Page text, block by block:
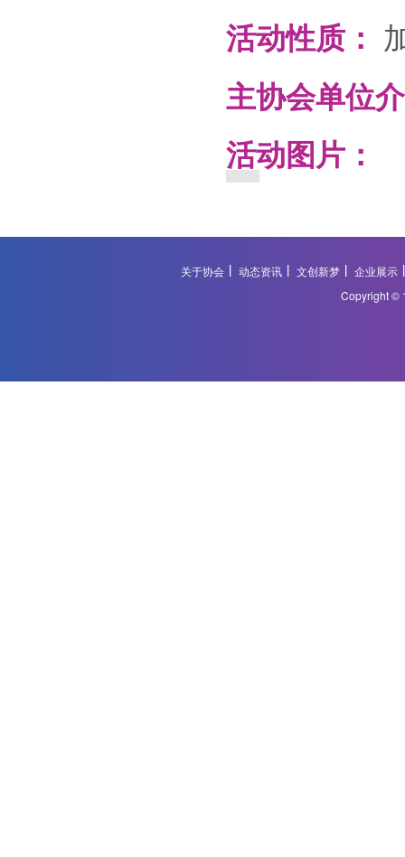
活动性质：
主协会单位
活动图片：
关于协会 动态资讯 文创新梦
企业展示
Copyright ©